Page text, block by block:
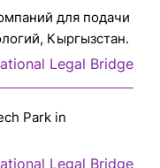
для подачи
Кыргызстан.
Legal Bridge
Park in
Legal Bridge